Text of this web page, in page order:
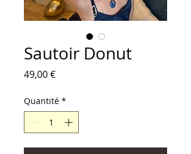
Sautoir Donut
49,00 €Prix
Quantité *